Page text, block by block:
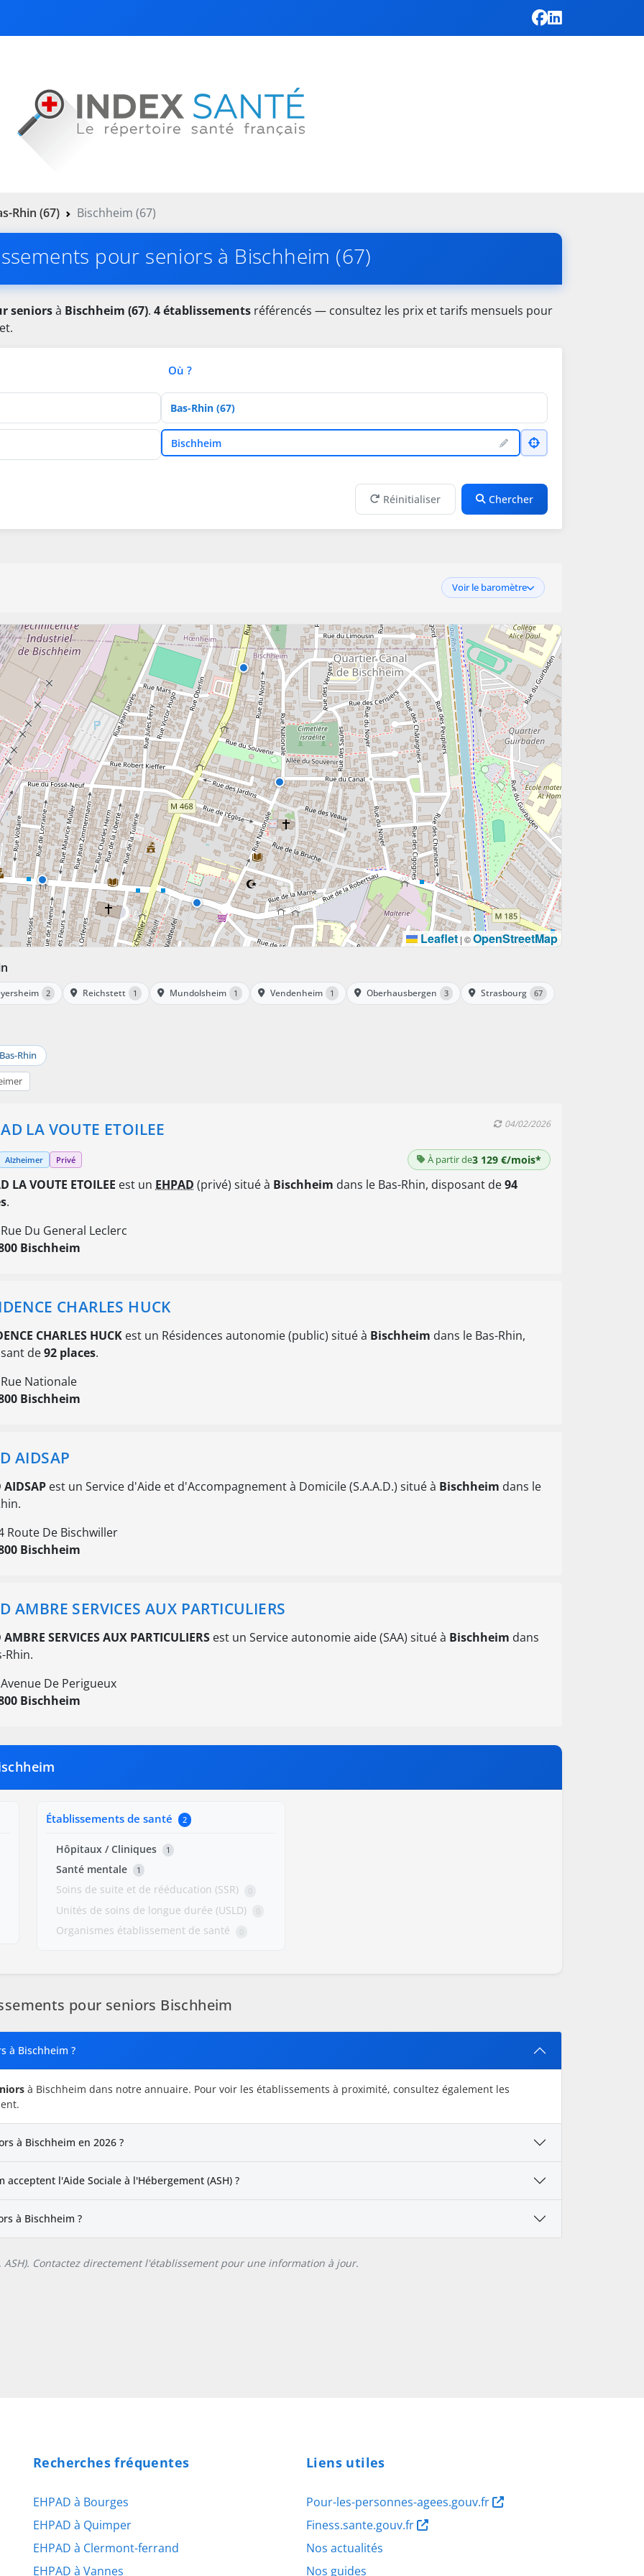
Rhin (67) Bischheim (67)
pour seniors à Bischheim (67)
seniorsà Bischheim (67). 4 établissements référencés — consultez les prix et tarifs mensuels pour
Où ?
Département
VilleBischheim
Réinitialiser Chercher
Voir le baromètre
Leaflet | ©OpenStreetMap
2 Reichstett 1 Mundolsheim 1 Vendenheim 1 Oberhausbergen 3 Strasbourg 67
Bas-Rhin
LA VOUTE ETOILEE 04/02/2026
Alzheimer Privé À partir de3 129 €/mois*
LA VOUTE ETOILEE est un EHPAD (privé) situé à Bischheim dans le Bas-Rhin, disposant de94
.
Du General Leclerc
Bischheim
CHARLES HUCK
CHARLES HUCK est un Résidences autonomie (public) situé à Bischheim dans le Bas-Rhin,
de92 places.
Nationale
Bischheim
AIDSAP
AIDSAP est un Service d'Aide et d'Accompagnement à Domicile (S.A.A.D.) situé à Bischheim dans le
Route De Bischwiller
Bischheim
AMBRE SERVICES AUX PARTICULIERS
AMBRE SERVICES AUX PARTICULIERS est un Service autonomie aide (SAA) situé à Bischheim dans
Rhin.
De Perigueux
Bischheim
Établissements de santé 2
Hôpitaux / Cliniques 1
Santé mentale 1
Soins de suite et de rééducation (SSR) 0
Unités de soins de longue durée (USLD) 0
Organismes établissement de santé 0
pour seniors Bischheim
à Bischheim ?
à Bischheim dans notre annuaire. Pour voir les établissements à proximité, consultez également les
à Bischheim en 2026 ?
l'Aide Sociale à l'Hébergement (ASH) ?
à Bischheim ?
Contactez directement l'établissement pour une information à jour.
Recherches fréquentes
EHPAD à Bourges
EHPAD à Quimper
EHPAD à Clermont-ferrand
EHPAD à Vannes
Liens utiles
Pour-les-personnes-agees.gouv.fr
Finess.sante.gouv.fr
Nos actualités
Nos guides